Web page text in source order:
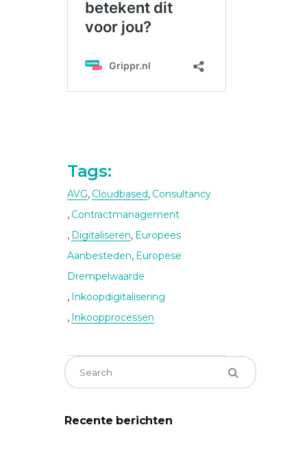
Tags:
AVG, Cloudbased, Consultancy
, Contractmanagement
, Digitaliseren, Europees
Aanbesteden, Europese
Drempelwaarde
, Inkoopdigitalisering
, Inkoopprocessen
Recente berichten